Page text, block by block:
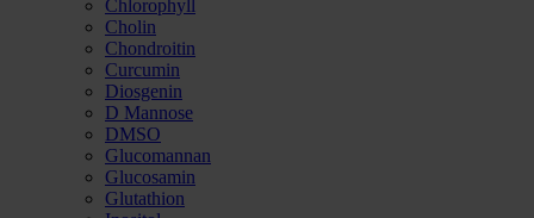
Chlorophyll
Cholin
Chondroitin
Curcumin
Diosgenin
D Mannose
DMSO
Glucomannan
Glucosamin
Glutathion